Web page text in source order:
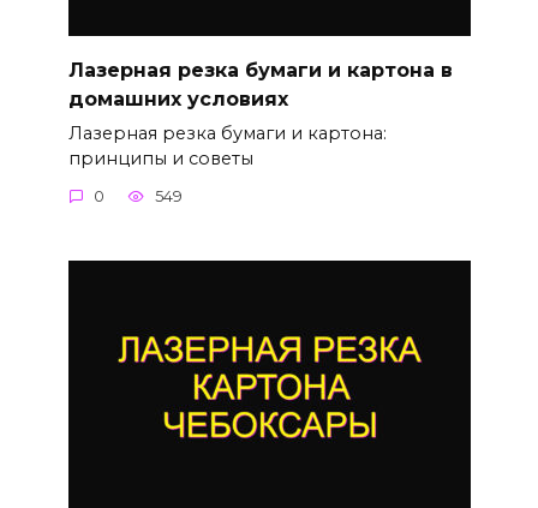
Лазерная резка бумаги и картона в
домашних условиях
Лазерная резка бумаги и картона:
принципы и советы
0 549